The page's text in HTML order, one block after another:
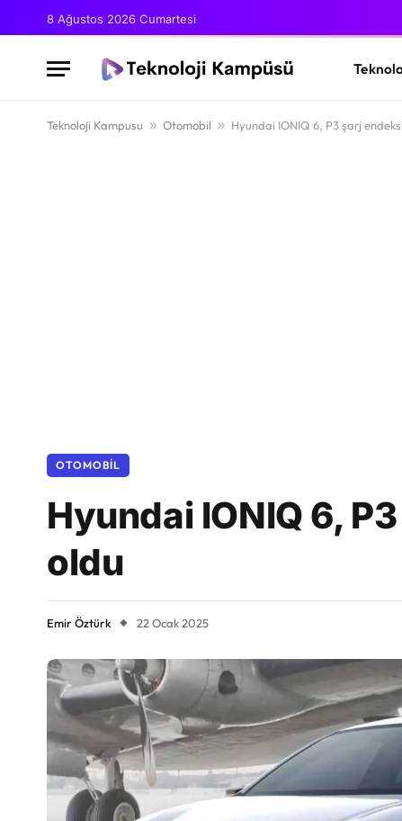
8 Ağustos 2026 Cumartesi
Teknoloji Kampusu » Otomobil » Hyundai IONIQ 6, P3 şarj
OTOMOBIL
Hyundai IONIQ 6,
oldu
Emir Öztürk 22 Ocak 2025